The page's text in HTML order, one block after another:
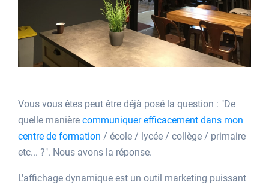
Vous vous êtes peut être déjà posé la question : "De
quelle manière communiquer efficacement dans mon
centre de formation / école / lycée / collège / primaire
etc... ?". Nous avons la réponse.
L'affichage dynamique est un outil marketing puissant